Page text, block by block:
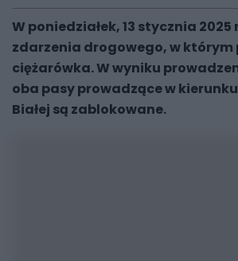
W poniedziałek, 13 stycznia 2025
zdarzenia drogowego, w którym
ciężarówka. W wyniku
oba pasy prowadzące w
Białej są zablokowane.